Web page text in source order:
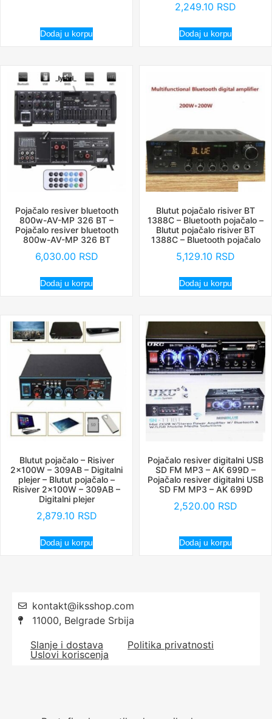
Dodaj u korpu
2,249.10 RSD
Dodaj u korpu
Pojačalo resiver bluetooth
800w-AV-MP 326 BT –
Pojačalo resiver bluetooth
800w-AV-MP 326 BT
6,030.00 RSD
Dodaj u korpu
Blutut pojačalo risiver BT
1388C – Bluetooth pojačalo –
Blutut pojačalo risiver BT
1388C – Bluetooth pojačalo
5,129.10 RSD
Dodaj u korpu
Blutut pojačalo – Risiver
2x100W – 309AB – Digitalni
plejer – Blutut pojačalo –
Risiver 2x100W – 309AB –
Digitalni plejer
2,879.10 RSD
Dodaj u korpu
Pojačalo resiver digitalni USB
SD FM MP3 – AK 699D –
Pojačalo resiver digitalni USB
SD FM MP3 – AK 699D
2,520.00 RSD
Dodaj u korpu
kontakt@iksshop.com
11000, Belgrade Srbija
Slanje i dostava
Politika privatnosti
Uslovi koriscenja